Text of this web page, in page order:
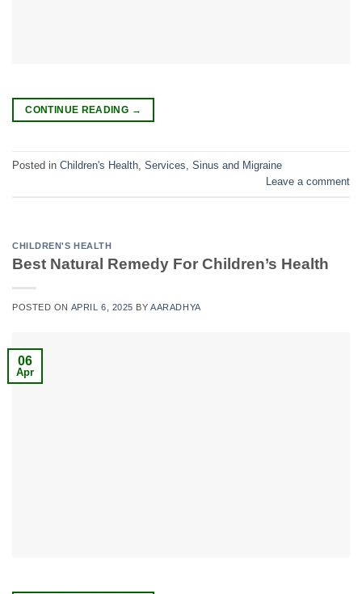
CONTINUE READING →
Posted in Children's Health Services Sinus and Migraine
Leave a comment
CHILDREN'S HEALTH
Best Natural Remedy For Children’s Health
POSTED ON APRIL 6, 2025 BYAARADHYA
06
Apr